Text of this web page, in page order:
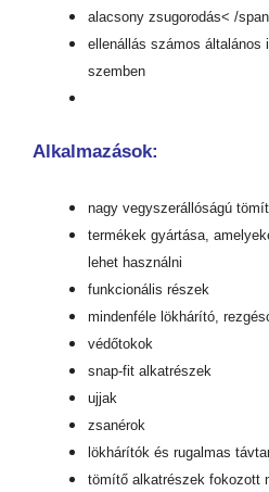
alacsony zsugorodás< /
ellenállás számos általános
szemben
Alkalmazások:
nagy vegyszerállóságú
termékek gyártása,
lehet használni
funkcionális részek
mindenféle lökhárító,
védőtokok
snap-fit alkatrészek
ujjak
zsanérok
lökhárítók és rugalmas
tömítő alkatrészek fokozott